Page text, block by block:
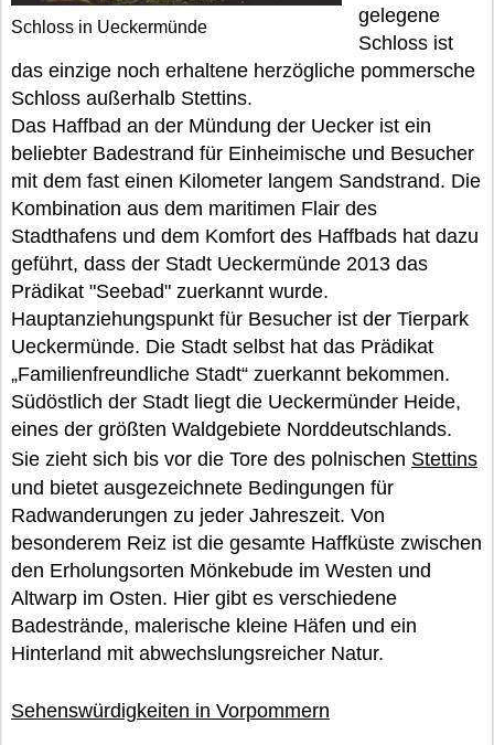
Schloss in Ueckermünde
gelegene
Schloss ist
das einzige noch erhaltene herzögliche pommersche
Schloss außerhalb Stettins.
Das Haffbad an der Mündung der Uecker ist ein
beliebter Badestrand für Einheimische und Besucher
mit dem fast einen Kilometer langem Sandstrand. Die
Kombination aus dem maritimen Flair des
Stadthafens und dem Komfort des Haffbads hat dazu
geführt, dass der Stadt Ueckermünde 2013 das
Prädikat "Seebad" zuerkannt wurde.
Hauptanziehungspunkt für Besucher ist der Tierpark
Ueckermünde. Die Stadt selbst hat das Prädikat
„Familienfreundliche Stadt“ zuerkannt bekommen.
Südöstlich der Stadt liegt die Ueckermünder Heide,
eines der größten Waldgebiete Norddeutschlands.
Sie zieht sich bis vor die Tore des polnischen Stettins
und bietet ausgezeichnete Bedingungen für
Radwanderungen zu jeder Jahreszeit. Von
besonderem Reiz ist die gesamte Haffküste zwischen
den Erholungsorten Mönkebude im Westen und
Altwarp im Osten. Hier gibt es verschiedene
Badestrände, malerische kleine Häfen und ein
Hinterland mit abwechslungsreicher Natur.
Sehenswürdigkeiten in Vorpommern